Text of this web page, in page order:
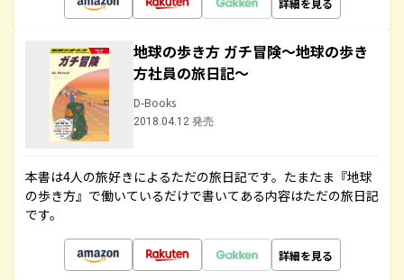
地球の歩き方 ガチ冒険～地球の歩き
方社員の旅日記～
D-Books
2018.04.12 発売
本書は4人の旅好きによるただの旅日記です。たまたま『地球
の歩き方』で働いているだけで書いてある内容はただの旅日記
です。
詳細を見る